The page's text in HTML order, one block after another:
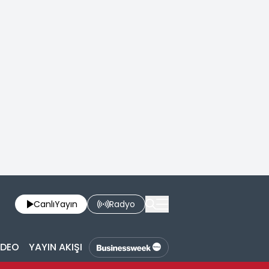
CanlıYayın Radyo
YAYIN AKIŞI